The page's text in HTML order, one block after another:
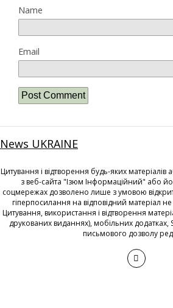
Name
Email
News UKRAINE
Цитування і відтворення будь-яких матеріалів
з веб-сайта "Ізюм Інформаційний" або
соцмережах дозволено лише з умовою
гіперпосилання на відповідний матеріал
Цитування, використання і відтворення
друкованих виданнях), мобільних додатках,
письмового дозволу